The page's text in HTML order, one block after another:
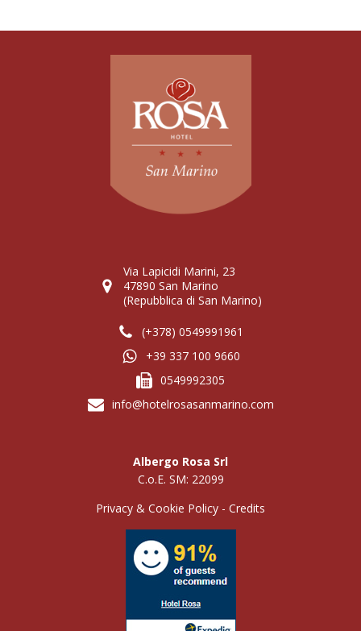
Via Lapicidi Marini, 23
47890 San Marino
(Repubblica di San Marino)
(+378) 0549991961
+39 337 100 9660
0549992305
info@hotelrosasanmarino.com
Albergo Rosa Srl
C.o.E. SM: 22099
Privacy & Cookie Policy - Credits